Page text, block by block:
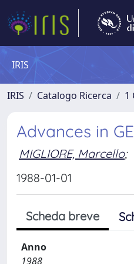
IRIS
IRIS Catalogo Ricerca 1
Advances in
MIGLIORE, Marcello;
1988-01-01
Scheda breve
Anno
1988